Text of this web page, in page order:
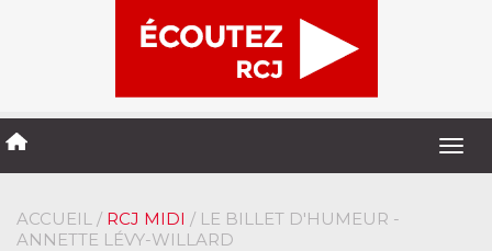
ACCUEIL / RCJ MIDI / LE BILLET D'HUMEUR -
ANNETTE LÉVY-WILLARD